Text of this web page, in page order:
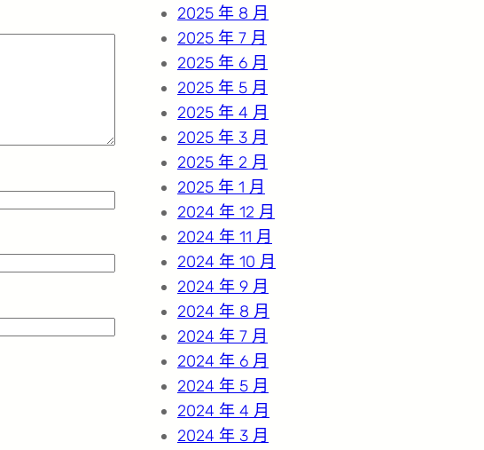
2025 年 8 月
2025 年 7 月
2025 年 6 月
2025 年 5 月
2025 年 4 月
2025 年 3 月
2025 年 2 月
2025 年 1 月
2024 年 12 月
2024 年 11 月
2024 年 10 月
2024 年 9 月
2024 年 8 月
2024 年 7 月
2024 年 6 月
2024 年 5 月
2024 年 4 月
2024 年 3 月